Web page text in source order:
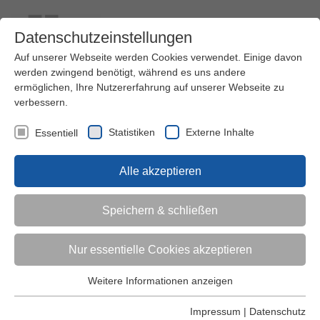
Kontakt Ihre Meinung ist uns wichtig!
Kinder (0-6)
Grundschulkinder
Jugendliche
Datenschutzeinstellungen
Auf unserer Webseite werden Cookies verwendet. Einige davon
werden zwingend benötigt, während es uns andere
ermöglichen, Ihre Nutzererfahrung auf unserer Webseite zu
verbessern.
Essentiell Statistiken Externe Inhalte
Alle akzeptieren
Speichern & schließen
Nur essentielle Cookies akzeptieren
Essentielle Cookies werden für grundlegende Funktionen der
Weitere Informationen anzeigen
Impressum | Datenschutz